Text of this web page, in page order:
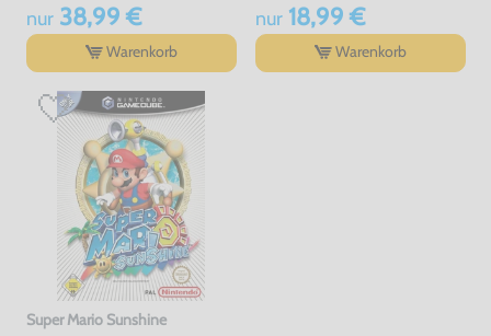
nur38,99 €
Warenkorb
nur18,99 €
Warenkorb
Super Mario Sunshine